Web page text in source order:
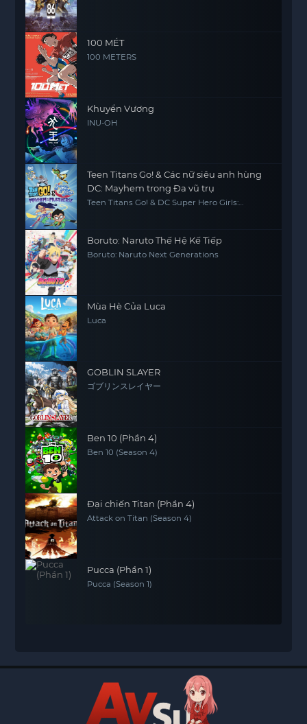
100 MÉT
100 METERS
Khuyển Vương
INU-OH
Teen Titans Go! & Các nữ siêu anh hùng
DC: Mayhem trong Đa vũ trụ
Teen Titans Go! & DC Super Hero Girls:
Boruto: Naruto Thế Hệ Kế Tiếp
Boruto: Naruto Next Generations
Mùa Hè Của Luca
Luca
GOBLIN SLAYER
ゴブリンスレイヤー
Ben 10 (Phần 4)
Ben 10 (Season 4)
Đại chiến Titan (Phần 4)
Attack on Titan (Season 4)
Pucca (Phần 1)
Pucca (Season 1)